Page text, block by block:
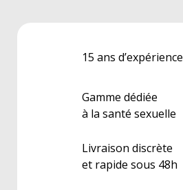
15 ans d’expérience
Gamme dédiée
à la santé sexuelle
Livraison discrète
et rapide sous 48h